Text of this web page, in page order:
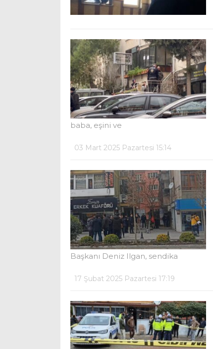
baba, eşini ve
03 Mart 2025 Pazartesi 15:14
Başkanı Deniz Ilgan, sendika
17 Şubat 2025 Pazartesi 17:19